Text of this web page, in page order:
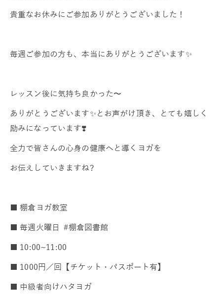
貴重なお休みにご参加ありがとうございました！
毎週ご参加の方も、本当にありがとうございます✨
レッスン後に気持ち良かった〜
ありがとうございます✨とお声がけ頂き、とても嬉しく
励みになっています❣️
全力で皆さんの心身の健康へと導くヨガを
お伝えしていきますね?
■ 棚倉ヨガ教室
■ 毎週火曜日 #棚倉図書館
■ 10:00~11:00
■ 1000円／回【チケット・パスポート有】
■ 中級者向けハタヨガ